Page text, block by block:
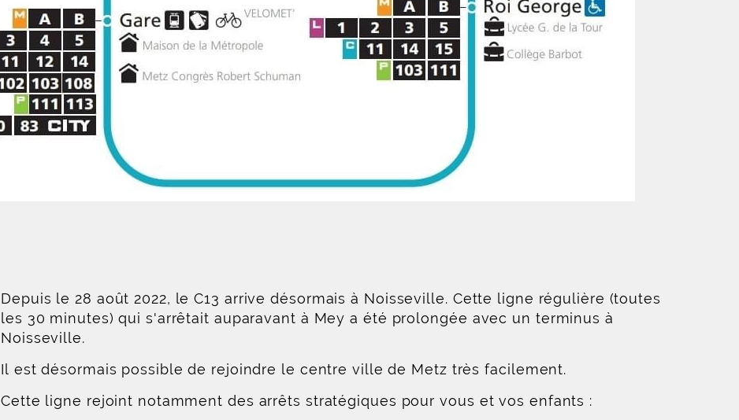
Depuis le 28 août 2022, le C13 arrive désormais à Noisseville. Cette ligne régulière (toutes
les 30 minutes) qui s'arrêtait auparavant à Mey a été prolongée avec un terminus à
Noisseville.
Il est désormais possible de rejoindre le centre ville de Metz très facilement.
Cette ligne rejoint notamment des arrêts stratégiques pour vous et vos enfants :